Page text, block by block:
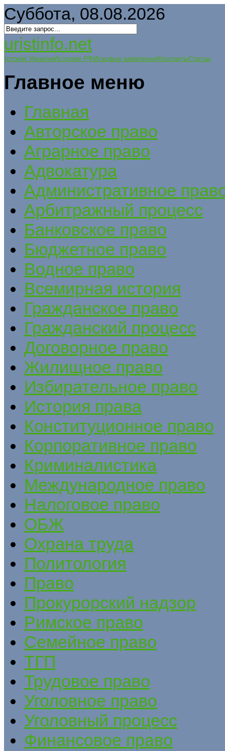
Суббота, 08.08.2026
uristinfo.net
Історія УкраїниИстория РФИсковые заявленияКонтактыСтатьи
Главное меню
Главная
Авторское право
Аграрное право
Адвокатура
Административное
Арбитражный процесс
Банковское право
Бюджетное право
Водное право
Всемирная история
Гражданское право
Гражданский процесс
Договорное право
Жилищное право
Избирательное право
История права
Конституционное право
Корпоративное право
Криминалистика
Международное право
Налоговое право
ОБЖ
Охрана труда
Политология
Право
Прокурорский надзор
Римское право
Семейное право
ТГП
Трудовое право
Уголовное право
Уголовный процесс
Финансовое право